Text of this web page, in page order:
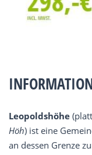
Leopoldshöhe
Höh) ist eine
an dessen Grenze